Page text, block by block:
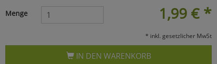
1,99 € *
Menge
* inkl. gesetzlicher MwSt
IN DEN WARENKORB
zu Haupptseite